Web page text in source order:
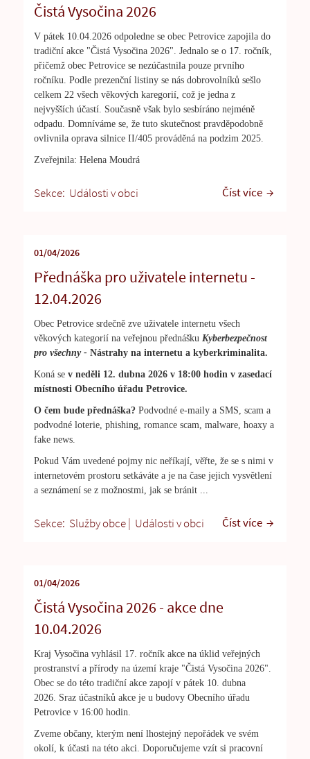
Čistá Vysočina 2026
V pátek 10.04.2026 odpoledne se obec Petrovice zapojila do
tradiční akce "Čistá Vysočina 2026". Jednalo se o 17. ročník,
přičemž obec Petrovice se nezúčastnila pouze prvního
ročníku. Podle prezenční listiny se nás dobrovolníků sešlo
celkem 22 všech věkových karegorií, což je jedna z
nejvyšších účastí. Současně však bylo sesbíráno nejméně
odpadu. Domníváme se, že tuto skutečnost pravděpodobně
ovlivnila oprava silnice II/405 prováděná na podzim 2025.
Zveřejnila: Helena Moudrá
Sekce: Události v obci Číst více
01/04/2026
Přednáška pro uživatele internetu -
12.04.2026
Obec Petrovice srdečně zve uživatele internetu všech
věkových kategorií na veřejnou přednášku Kyberbezpečnost
pro všechny - Nástrahy na internetu a kyberkriminalita.
Koná se v neděli 12. dubna 2026 v 18:00 hodin v zasedací
místnosti Obecního úřadu Petrovice.
O čem bude přednáška? Podvodné e-maily a SMS, scam a
podvodné loterie, phishing, romance scam, malware, hoaxy a
fake news.
Pokud Vám uvedené pojmy nic neříkají, věřte, že se s nimi v
internetovém prostoru setkáváte a je na čase jejich vysvětlení
a seznámení se z možnostmi, jak se bránit ...
Sekce: Služby obce| Události v obci Číst více
01/04/2026
Čistá Vysočina 2026 - akce dne
10.04.2026
Kraj Vysočina vyhlásil 17. ročník akce na úklid veřejných
prostranství a přírody na území kraje "Čistá Vysočina 2026".
Obec se do této tradiční akce zapojí v pátek 10. dubna
2026. Sraz účastníků akce je u budovy Obecního úřadu
Petrovice v 16:00 hodin.
Zveme občany, kterým není lhostejný nepořádek ve svém
okolí, k účasti na této akci. Doporučujeme vzít si pracovní